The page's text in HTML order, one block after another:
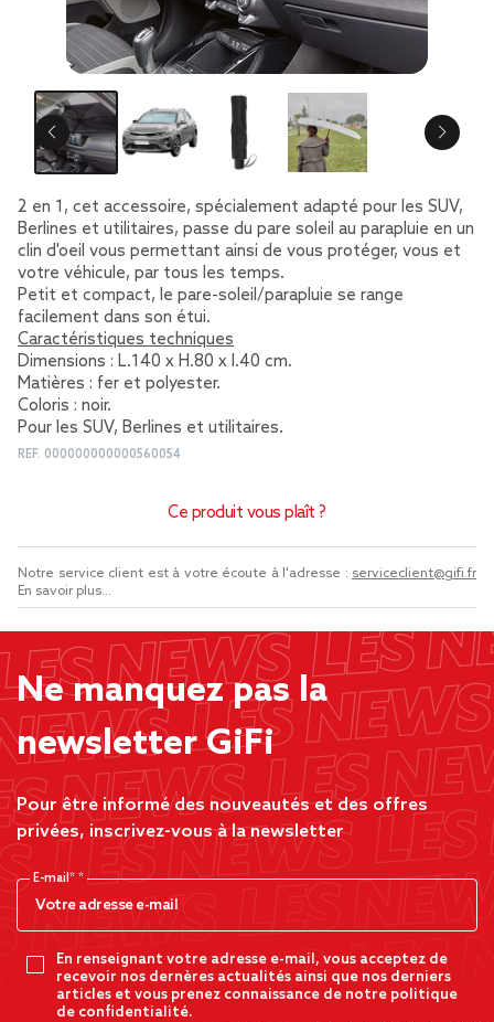
2 en 1, cet accessoire, spécialement adapté pour les SUV,
Berlines et utilitaires, passe du pare soleil au parapluie en un
clin d'oeil vous permettant ainsi de vous protéger, vous et
votre véhicule, par tous les temps.
Petit et compact, le pare-soleil/parapluie se range
facilement dans son étui.
Caractéristiques techniques
Dimensions : L.140 x H.80 x l.40 cm.
Matières : fer et polyester.
Coloris : noir.
Pour les SUV, Berlines et utilitaires.
REF. 000000000000560054
Ce produit vous plaît ?
Notre service client est à votre écoute à l'adresse : serviceclient@gifi.fr
En savoir plus...
Ne manquez pas la
newsletter GiFi
Pour être informé des nouveautés et des offres
privées, inscrivez-vous à la newsletter
E-mail*
En renseignant votre adresse e-mail, vous acceptez de
recevoir nos dernères actualités ainsi que nos derniers
articles et vous prenez connaissance de notre politique
de confidentialité.